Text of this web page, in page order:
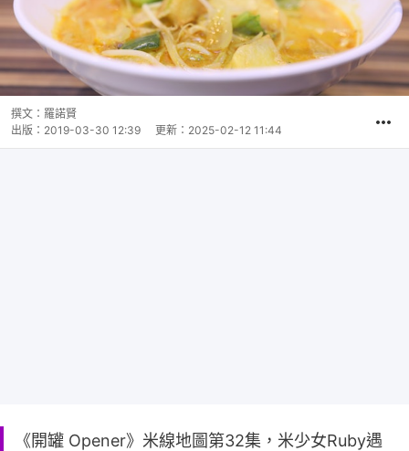
撰文： 羅諾賢
出版： 2019-03-30 12:39 更新： 2025-02-12 11:44
《開罐 Opener》米線地圖第32集，米少女Ruby遇